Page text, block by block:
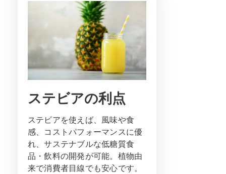
ステビアの利点
ステビアを使えば、風味や食
感、コストパフォーマンスに優
れ、サステナブルな低糖質食
品・飲料の開発が可能。植物由
来で消費者目線でも安心です。